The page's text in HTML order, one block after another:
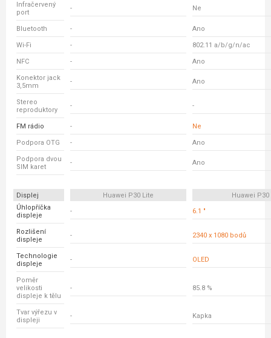
Infračervený
port
- Ne
Bluetooth - Ano
Wi-Fi - 802.11 a/b/g/n/ac
NFC - Ano
Konektor jack
3,5mm
- Ano
Stereo
reproduktory
- -
FM rádio - Ne
Podpora OTG - Ano
Podpora dvou
SIM karet
- Ano
Displej Huawei P30 Lite
Huawei P30
Úhlopříčka
displeje
- 6.1 "
Rozlišení
displeje
- 2340 x 1080 bodů
Technologie
displeje
- OLED
Poměr
velikosti
displeje k tělu
- 85.8 %
Tvar výřezu v
displeji
- Kapka